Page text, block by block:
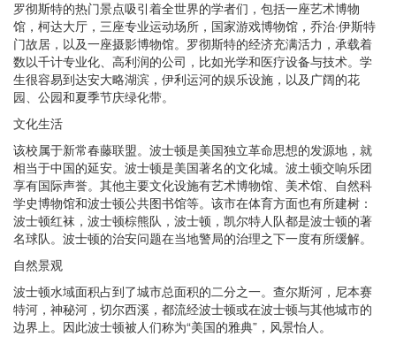
罗彻斯特的热门景点吸引着全世界的学者们，包括一座艺术博物
馆，柯达大厅，三座专业运动场所，国家游戏博物馆，乔治·伊斯特
门故居，以及一座摄影博物馆。罗彻斯特的经济充满活力，承载着
数以千计专业化、高利润的公司，比如光学和医疗设备与技术。学
生很容易到达安大略湖滨，伊利运河的娱乐设施，以及广阔的花
园、公园和夏季节庆绿化带。
文化生活
该校属于新常春藤联盟。波士顿是美国独立革命思想的发源地，就
相当于中国的延安。波士顿是美国著名的文化城。波土顿交响乐团
享有国际声誉。其他主要文化设施有艺术博物馆、美术馆、自然科
学史博物馆和波士顿公共图书馆等。该市在体育方面也有所建树：
波士顿红袜，波士顿棕熊队，波士顿，凯尔特人队都是波士顿的著
名球队。波士顿的治安问题在当地警局的治理之下一度有所缓解。
自然景观
波士顿水域面积占到了城市总面积的二分之一。查尔斯河，尼本赛
特河，神秘河，切尔西溪，都流经波士顿或在波士顿与其他城市的
边界上。因此波士顿被人们称为“美国的雅典”，风景怡人。